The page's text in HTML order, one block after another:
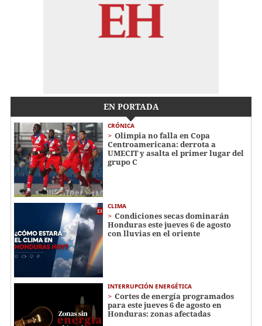
EN PORTADA
CRÓNICA
Olimpia no falla en Copa
Centroamericana: derrota a
UMECIT y asalta el primer lugar del
grupo C
CLIMA
Condiciones secas dominarán
Honduras este jueves 6 de agosto
con lluvias en el oriente
INTERRUPCIÓN ENERGÉTICA
Cortes de energía programados
para este jueves 6 de agosto en
Honduras: zonas afectadas